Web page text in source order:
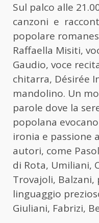
Sul palco alle
canzoni e
popolare
Raffaella Misiti,
Gaudio, voce
chitarra, Désirée
mandolino. Un
parole dove la
popolana
ironia e passione
autori, come
di Rota, Umiliani,
Trovajoli, Balzani,
linguaggio
Giuliani, Fabrizi,